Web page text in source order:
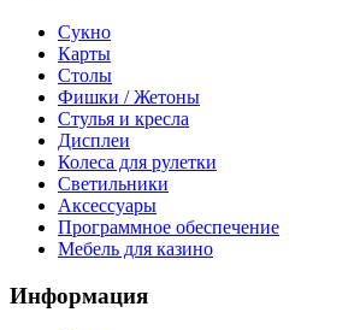
Сукно
Карты
Столы
Фишки / Жетоны
Стулья и кресла
Дисплеи
Колеса для рулетки
Светильники
Аксессуары
Программное обеспечение
Мебель для казино
Информация